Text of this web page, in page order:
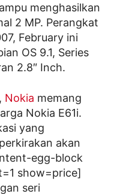
menghasilkan
2 MP. Perangkat
February ini
OS 9.1, Series
2.8″ Inch.
Nokia memang
Nokia E61i.
yang
akan
egg-block
show=price]
seri